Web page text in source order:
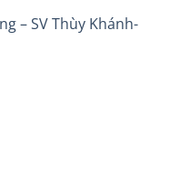
– SV Thùy Khánh-